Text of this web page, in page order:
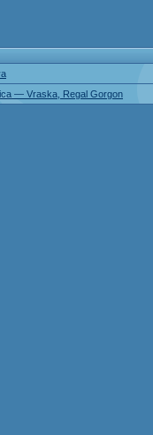
— Vraska, Regal Gorgon